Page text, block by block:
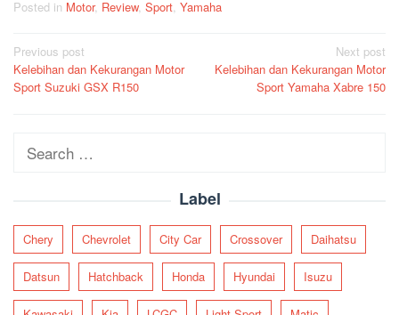
Posted in Motor, Review, Sport, Yamaha
Post
navigation
Previous post
Kelebihan dan Kekurangan Motor
Sport Suzuki GSX R150
Next post
Kelebihan dan Kekurangan Motor
Sport Yamaha Xabre 150
Search
Label
Chery Chevrolet City Car Crossover Daihatsu
Datsun Hatchback Honda Hyundai Isuzu